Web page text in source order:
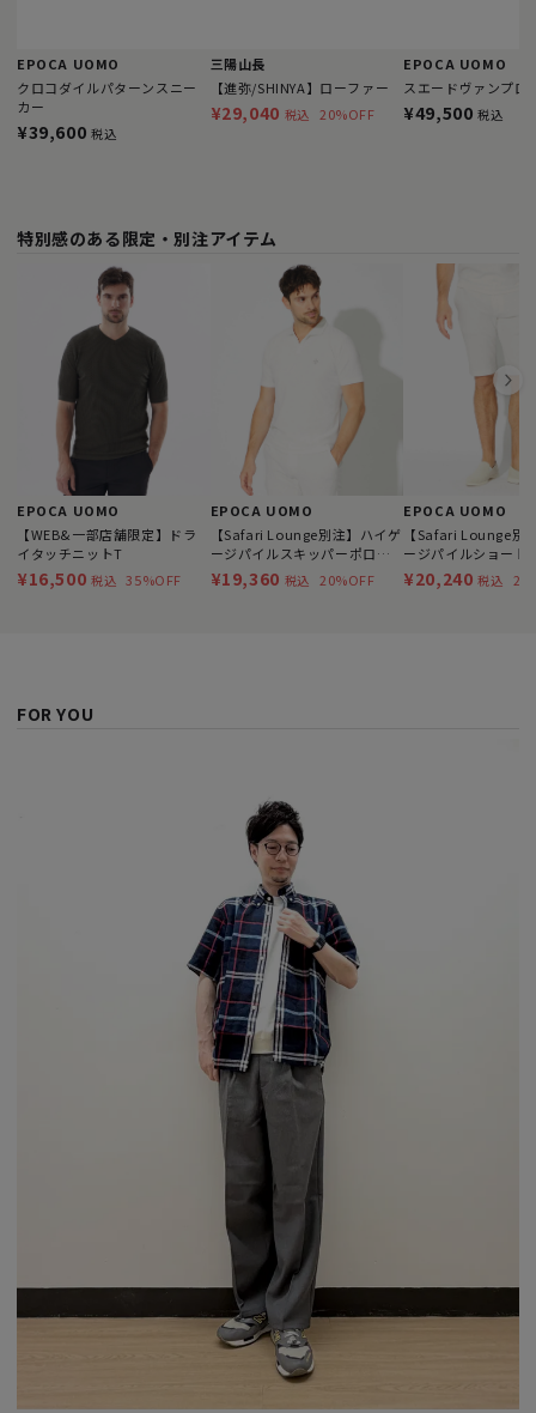
EPOCA UOMO
クロコダイルパターンスニー
カー
¥39,600 税込
三陽山長
【進弥/SHINYA】ローファー
¥29,040 税込 20%OFF
EPOCA UOMO
スエードヴァンプロ
¥49,500 税込
特別感のある限定・別注アイテム
EPOCA UOMO
【WEB&一部店舗限定】ドラ
イタッチニットT
¥16,500 税込 35%OFF
EPOCA UOMO
【Safari Lounge別注】ハイゲ
ージパイルスキッパーポロシ
ャツ
¥19,360 税込 20%OFF
EPOCA UOMO
【Safari Lounge別
ージパイルショート
¥20,240 税込
FOR YOU